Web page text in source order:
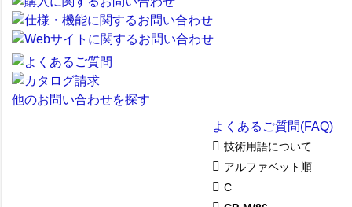
他のお問い合わせを探す
よくあるご質問(FAQ)
技術用語について
アルファベット順
C